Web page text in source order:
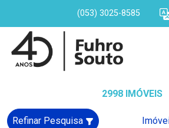
(053) 3025-8585
2998 IMÓVEIS
Refinar Pesquisa